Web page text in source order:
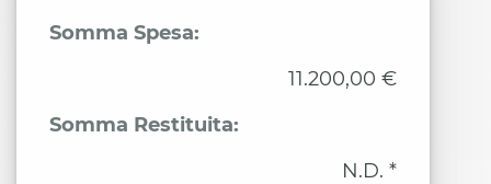
Somma Spesa:
11.200,00 €
Somma Restituita:
N.D. *